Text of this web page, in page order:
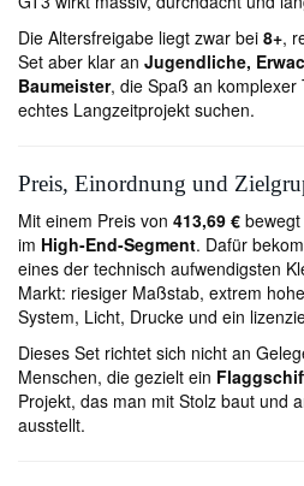
Die Altersfreigabe liegt zwar bei 8+,
Set aber klar an Jugendliche,
Baumeister, die Spaß an komplexer
echtes Langzeitprojekt suchen.
Preis, Einordnung und
Mit einem Preis von 413,69 €
im High-End-Segment. Dafür
eines der technisch aufwendigsten
Markt: riesiger Maßstab, extrem
System, Licht, Drucke und ein
Dieses Set richtet sich nicht an
Menschen, die gezielt ein
Projekt, das man mit Stolz baut und
ausstellt.